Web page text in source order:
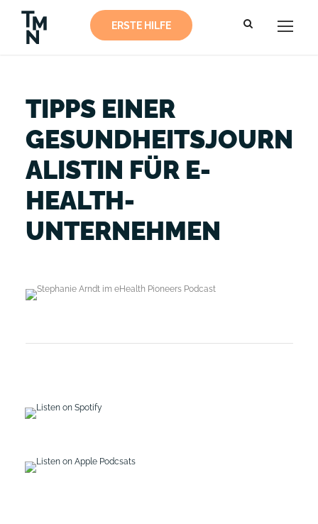
ERSTE HILFE
TIPPS EINER
GESUNDHEITSJOURN
ALISTIN FÜR E-
HEALTH-
UNTERNEHMEN